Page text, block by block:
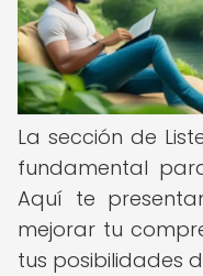
La sección de
fundamental
Aquí te
mejorar tu
tus posibilidades